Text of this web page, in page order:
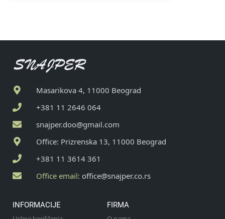
Masarikova 4, 11000 Beograd
+381 11 2646 064
snajper.doo@gmail.com
Office: Prizrenska 13, 11000 Beograd
+381 11 3614 361
Office email: office@snajper.co.rs
INFORMACIJE
FIRMA